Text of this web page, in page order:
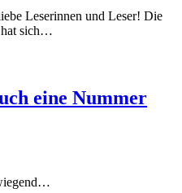
Leserinnen und Leser! Die
hat sich…
eine Nummer